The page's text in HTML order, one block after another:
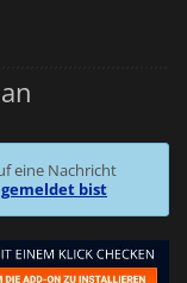
eine Nachricht
bist